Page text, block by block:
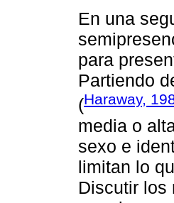
En una
para
Partiendo
(Haraway,
media o
sexo e
limitan lo
Discutir los